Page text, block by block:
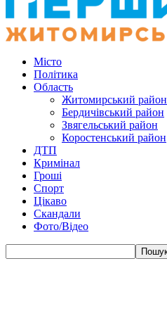
Місто
Політика
Область
Житомирський район
Бердичівський район
Звягельський район
Коростенський район
ДТП
Кримінал
Гроші
Спорт
Цікаво
Скандали
Фото/Відео